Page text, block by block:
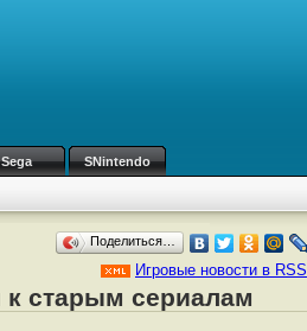
Sega SNintendo
Поделиться…
Игровые новости в RSS
к старым сериалам